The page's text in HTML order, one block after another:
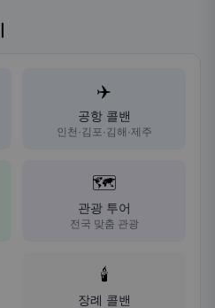
✈️
공항 콜밴
인천·김포·김해·제주
🗺️
관광 투어
전국 맞춤 관광
🕯️
장례 콜밴